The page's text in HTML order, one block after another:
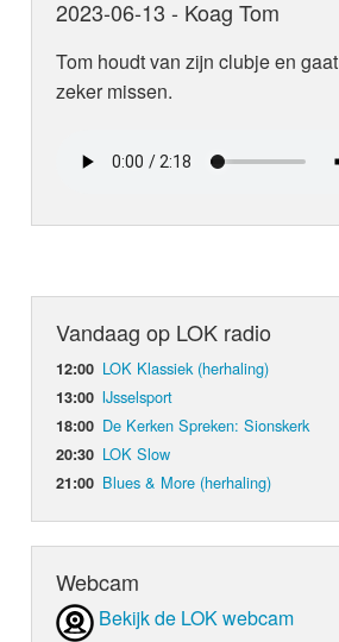
2023-06-13 - Koag Tom
Tom houdt van zijn clubje en
zeker missen.
Vandaag op LOK radio
12:00 LOK Klassiek (herhaling)
13:00 IJsselsport
18:00 De Kerken Spreken: Sionskerk
20:30 LOK Slow
21:00 Blues & More (herhaling)
Webcam
Bekijk de LOK webcam